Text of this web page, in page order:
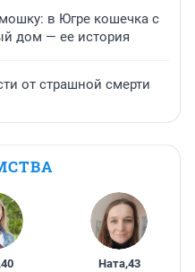
в Югре кошечка с
дом — ее история
от страшной смерти
,40 Ната,43